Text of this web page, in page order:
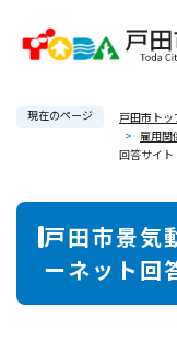
現在のページ 戸田市ト
> 雇用関
回答サイト
本
戸田市景気
ーネット回